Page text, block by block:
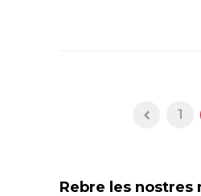
1
Rebre les nostres